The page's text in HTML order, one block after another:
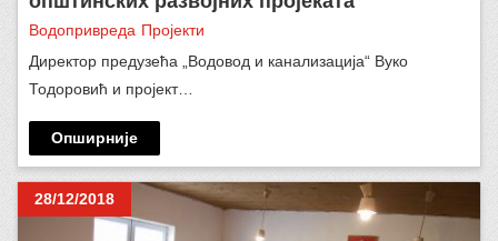
Водопривреда Пројекти
Директор предузећа „Водовод и канализација“ Вуко
Тодоровић и пројект…
Опширније
28/12/2018